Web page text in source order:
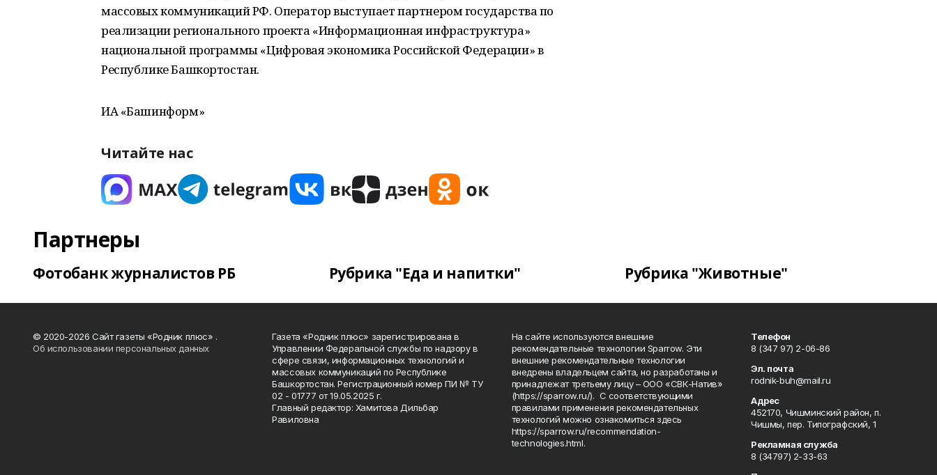
массовых коммуникаций РФ. Оператор выступает партнером государства по
реализации регионального проекта «Информационная инфраструктура»
национальной программы «Цифровая экономика Российской Федерации» в
Республике Башкортостан.
ИА «Башинформ»
Читайте нас
Партнеры
Фотобанк журналистов РБ Рубрика "Еда и напитки" Рубрика "Животные"
© 2020-2026 Сайт газеты «Родник плюс» .
Об использовании персональных данных
Газета «Родник плюс» зарегистрирована в
Управлении Федеральной службы по надзору в
сфере связи, информационных технологий и
массовых коммуникаций по Республике
Башкортостан. Регистрационный номер ПИ № ТУ
02 - 01777 от 19.05.2025 г.
Главный редактор: Хамитова Дильбар
Равиловна
На сайте используются внешние
рекомендательные технологии Sparrow. Эти
внешние рекомендательные технологии
внедрены владельцем сайта, но разработаны и
принадлежат третьему лицу – ООО «СВК-Натив»
(https://sparrow.ru/). С соответствующими
правилами применения рекомендательных
технологий можно ознакомиться здесь
https://sparrow.ru/recommendation-
technologies.html.
Телефон
8 (347 97) 2-06-86
Эл. почта
rodnik-buh@mail.ru
Адрес
452170, Чишминский район, п.
Чишмы, пер. Типографский, 1
Рекламная служба
8 (34797) 2-33-63